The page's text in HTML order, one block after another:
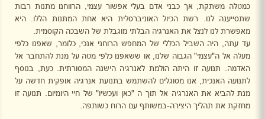
כמטלה משתקת, אך כבני אדם בעלי אפשור עצמי, הרווחנו מתנות רבות
שתסייענה לנו. רשת הכיול האוניברסלית היא אחת המתנות הללו. היא
מאפשרת לנו לנצל את האנרגיה הבלתי מוגבלת של השבכה הקוסמית.
עד עתה, היה השביל הכללי של המחפש הרוחני אנכי, כלומר, שאפנו כלפי
מעלה אל ה"עצמי" הגבוה שלנו, או ששאפנו כלפי מטה על מנת להתחבר אל
האדמה. תנועה זו היתה הולמת לאנרגיה הישנה המסורתית. כעת, בנוסף
לתנועה האנכית, אנו מסוגלים להשתמש בתנועת אנרגיה אופקית חדשה על
מנת להביא את האנרגיה אל תוך ה "כאן ועכשיו" של חיי היומיום. תנועה זו
מחזקת את תהליך היצירה-במשותף עם הרוח כשותפה.